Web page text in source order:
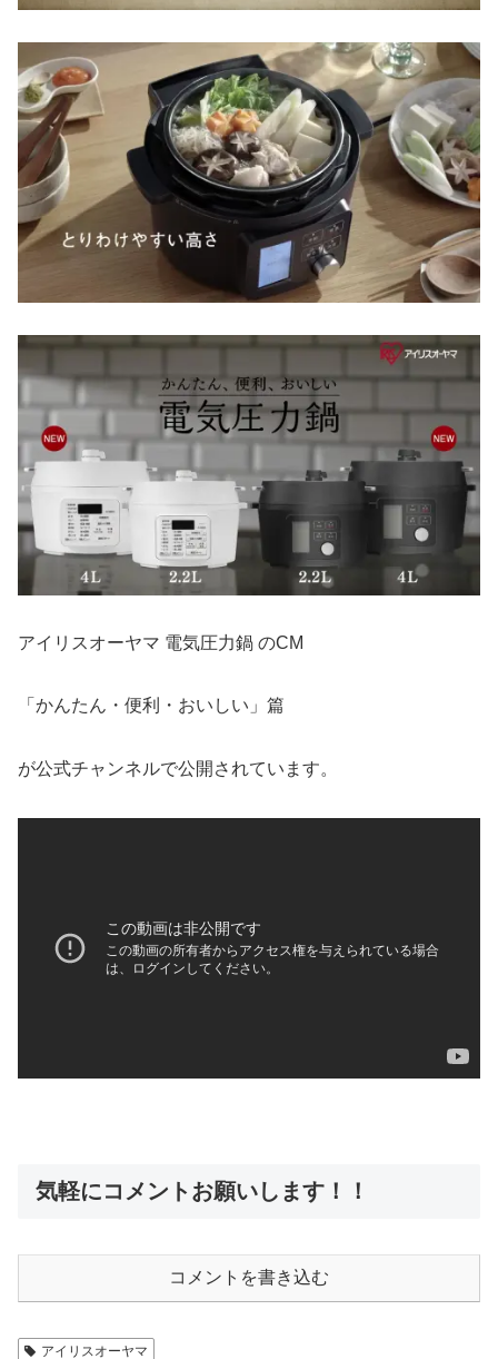
アイリスオーヤマ 電気圧力鍋 のCM
「かんたん・便利・おいしい」篇
が公式チャンネルで公開されています。
気軽にコメントお願いします！！
コメントを書き込む
アイリスオーヤマ